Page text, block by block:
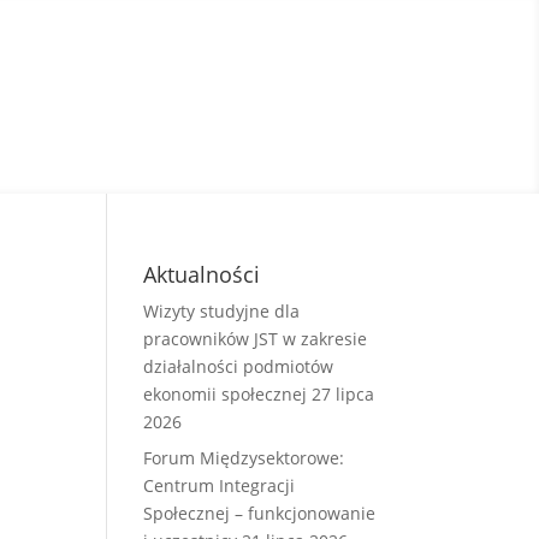
Aktualności
Wizyty studyjne dla
pracowników JST w zakresie
działalności podmiotów
ekonomii społecznej 27 lipca
2026
Forum Międzysektorowe:
Centrum Integracji
Społecznej – funkcjonowanie